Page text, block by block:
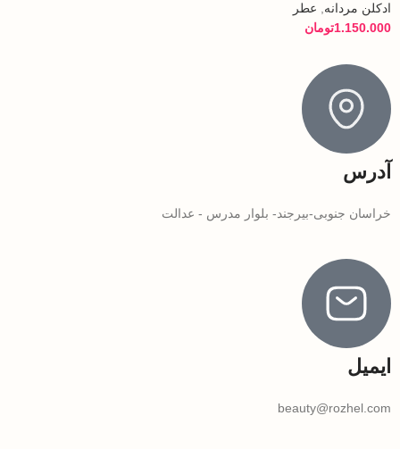
ادکلن مردانه, عطر
1.150.000تومان
آدرس
خراسان جنوبی-بیرجند- بلوار مدرس - عدالت
ایمیل
beauty@rozhel.com